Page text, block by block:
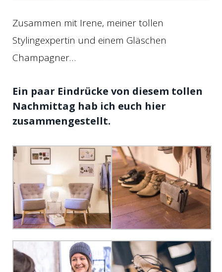
Zusammen mit Irene, meiner tollen
Stylingexpertin und einem Gläschen
Champagner…
Ein paar Eindrücke von diesem tollen
Nachmittag hab ich euch hier
zusammengestellt.